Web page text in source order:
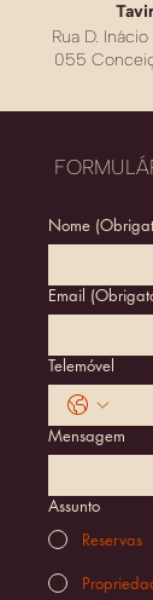
Rua D.
055
Nome
Email
Telemóvel
Mensagem
Assunto
Reservas